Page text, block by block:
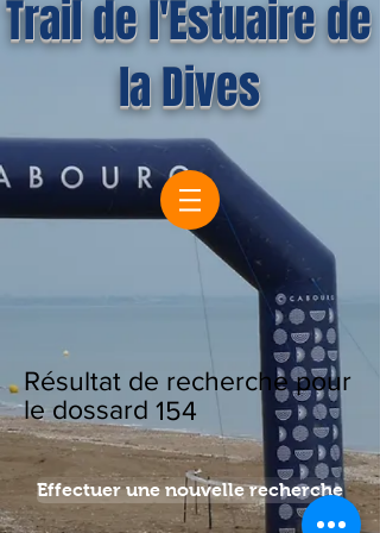
Trail de l'Estuaire de
la Dives
Résultat de recherche pour
le dossard 154
Effectuer une nouvelle recherche